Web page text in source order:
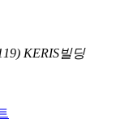
KERIS빌딩